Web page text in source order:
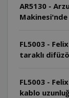
AR5130 -
FL5003 -
taraklı
FL5003 -
kablo